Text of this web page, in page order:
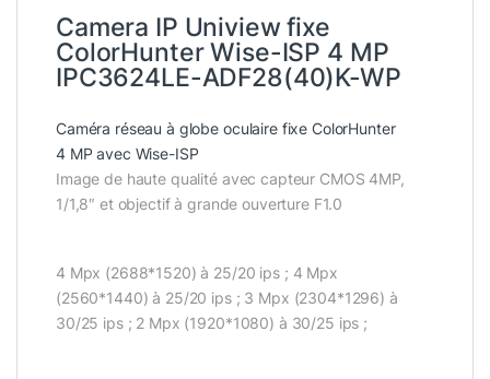
Camera IP Uniview fixe
ColorHunter Wise-ISP 4 MP
IPC3624LE-ADF28(40)K-WP
Caméra réseau à globe oculaire fixe ColorHunter
4 MP avec Wise-ISP
Image de haute qualité avec capteur CMOS 4MP,
1/1,8″ et objectif à grande ouverture F1.0
4 Mpx (2688*1520) à 25/20 ips ; 4 Mpx
(2560*1440) à 25/20 ips ; 3 Mpx (2304*1296) à
30/25 ips ; 2 Mpx (1920*1080) à 30/25 ips ;